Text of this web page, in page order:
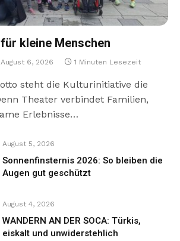
kleine Menschen
August 6, 2026 1 Minuten Lesezeit
steht die Kulturinitiative die
Theater verbindet Familien,
Erlebnisse…
August 5, 2026
Sonnenfinsternis 2026: So bleiben die
Augen gut geschützt
August 4, 2026
WANDERN AN DER SOCA: Türkis,
eiskalt und unwiderstehlich